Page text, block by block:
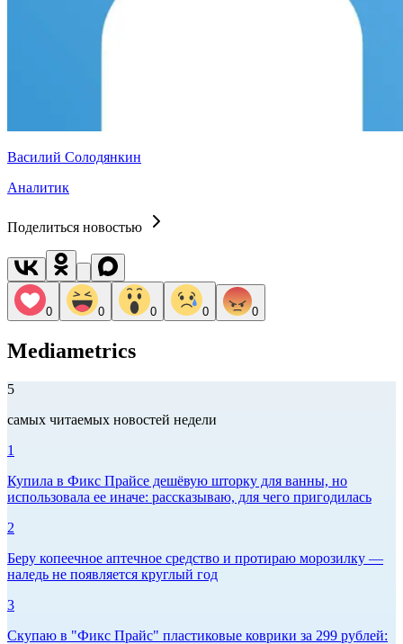
Василий Солодянкин
Аналитик
Поделиться новостью
0 0 0 0 0
Mediametrics
5
самых читаемых новостей недели
1
Купила в Фикс Прайсе дешёвую шторку для ванны, но
использовала ее иначе: рассказываю, для чего пригодилась
2
Беру копеечное аптечное средство и протираю морозилку —
наледь не появляется круглый год
3
Скупаю в "Фикс Прайс" пластиковые коврики за 299 рублей: